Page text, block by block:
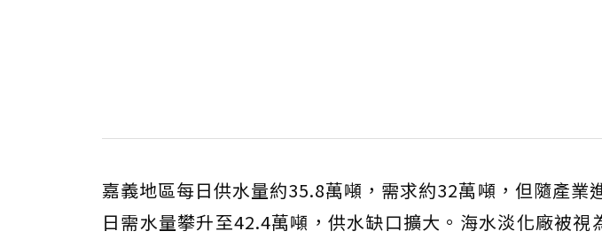
嘉義地區每日供水量約35.8萬噸，需求約32萬噸，但隨產業
日需水量攀升至42.4萬噸，供水缺口擴大。海水淡化廠被